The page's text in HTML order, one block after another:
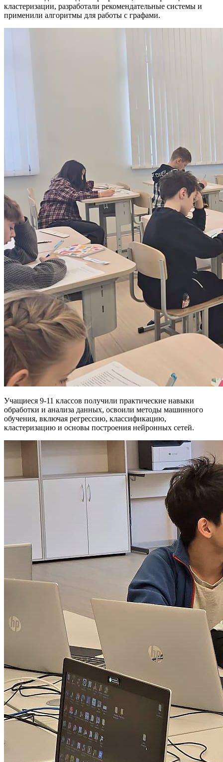
кластеризации, разработали рекомендательные системы и
применили алгоритмы для работы с графами.
Учащиеся 9-11 классов получили практические навыки
обработки и анализа данных, освоили методы машинного
обучения, включая регрессию, классификацию,
кластеризацию и основы построения нейронных сетей.